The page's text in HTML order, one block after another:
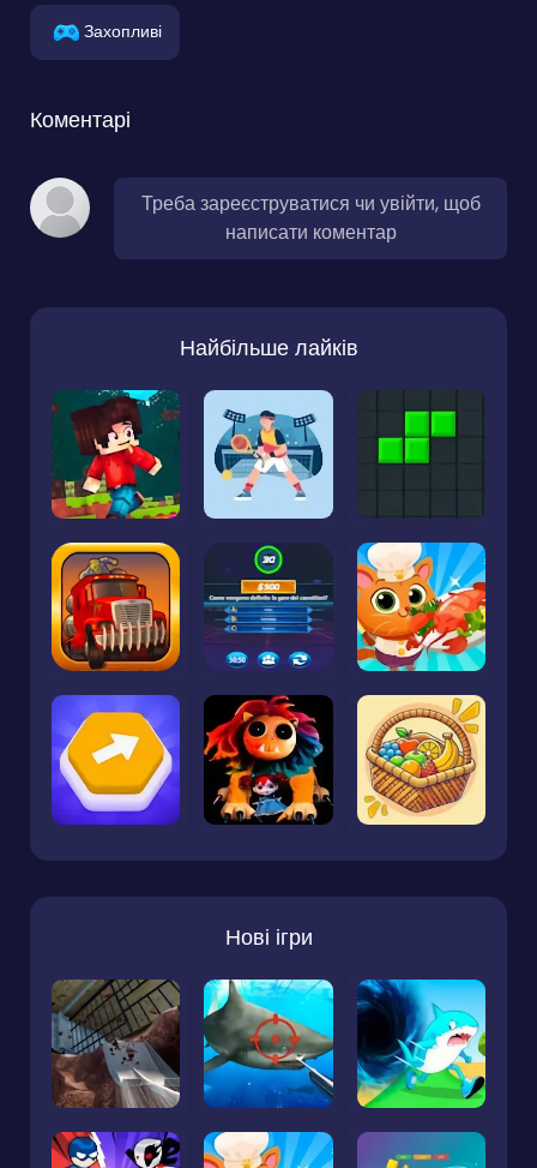
Захопливі
Коментарі
Треба зареєструватися чи увійти, щоб
написати коментар
Найбільше лайків
Нові ігри